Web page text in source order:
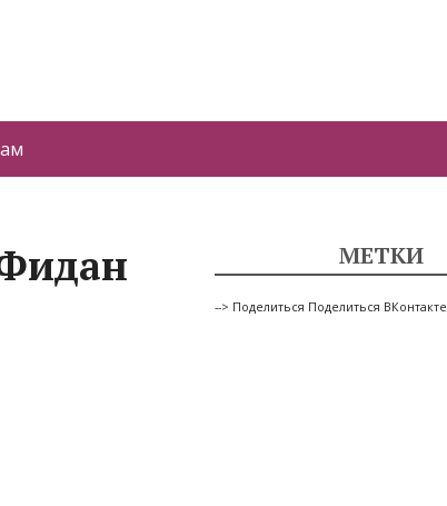
МЕТКИ
--> Поделиться Поделиться ВКонтакте